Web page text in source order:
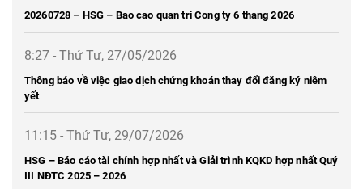
20260728 – HSG – Bao cao quan tri Cong ty 6 thang 2026
8:27 - Thứ Tư, 27/05/2026
Thông báo về việc giao dịch chứng khoán thay đổi đăng ký niêm
yết
11:15 - Thứ Tư, 29/07/2026
HSG – Báo cáo tài chính hợp nhất và Giải trình KQKD hợp nhất Quý
III NĐTC 2025 – 2026